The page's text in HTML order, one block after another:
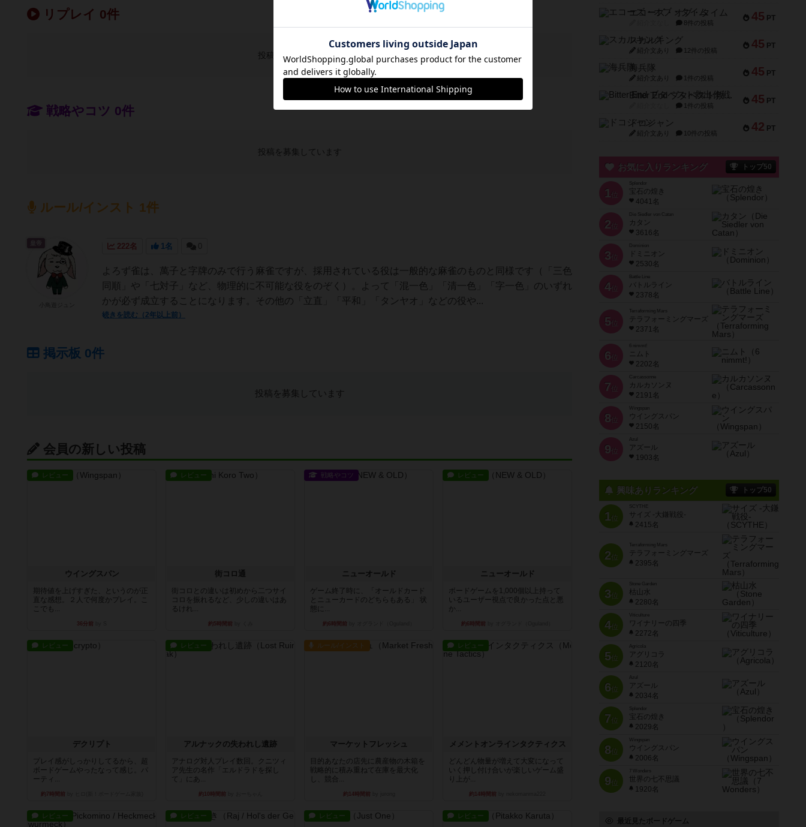
リプレイ 0件
投稿を募集しています
戦略やコツ 0件
投稿を募集しています
ルール/インスト 1件
222名 1名 0
よろず雀は、萬子と字牌のみで行う麻雀ですが、採用されている役は一般的な麻雀のものと同様です（「三色
同順」や「七対子」など、物理的に不可能な役をのぞく）。よって「混一色」「清一色」「字一色」のいずれ
かが必ず成立することになります。その他の「立直」「平和」「タンヤオ」などの役や...
続きを読む（2年以上前）
皇帝
掲示板 0件
投稿を募集しています
会員の新しい投稿
レビュー
ウイングスパン
期待値を上げすぎた、というのが正
直な感想。２人で何度かプレイ。こ
こでも...
36分前
レビュー
街コロ通
街コロとの違いは初めから二つサイ
コロを振れるなど、少しの違いはあ
るけれ...
約5時間前
戦略やコツ
ニューオールド
ゲーム終了時に、「オールドカード
とニューカードのどちらもある」 状
態に...
約6時間前
レビュー
ニューオールド
ボードゲームを1,000個以上持って
いるユーザー視点で良かった点と悪
か...
約6時間前
レビュー
デクリプト
プレイ感がしっかりしてるから、超
ボードゲームやったなって感じ。パ
ーティ...
約7時間前
レビュー
アルナックの失われし遺跡
アナログ対人プレイ数回。クニツィ
ア先生の名作「エルドラドを探し
て」にあ...
約10時間前
ルール/インスト
マーケットフレッシュ
目的あなたの店先に農産物の木箱を
戦略的に積み重ねて在庫を最大化
し、競合...
約14時間前
レビュー
メメントオンラインタクティクス
どんどん物量が増えて大変になって
いく押し付け合いが楽しいゲーム盛
り上が...
約14時間前
レビュー レビュー レビュー レビュー
45 PT
エコーズ・オブ・タイム
8件の投稿
45 PT
スカルキング
紹介文あり 12件の投稿
45 PT
海兵隊
紹介文あり 1件の投稿
45 PT
Bitter End ブタペスト救出作戦
1件の投稿
42 PT
ドコジャン
紹介文あり 10件の投稿
お気に入りランキング トップ50
1 位
宝石の煌き
4041名
2 位
Die Siedler von Catan
カタン
3616名
3 位
ドミニオン
2530名
4位
Battle Line
バトルライン
2378名
5 位
Terraforming Mars
テラフォーミングマーズ
2371名
6 位
ニムト
2202名
7 位
Carcassonne
カルカソンヌ
2191名
8 位
Wingspan
ウイングスパン
2150名
9 位
Azul
アズール
1903名
興味ありランキング トップ50
1位
SCYTHE
サイズ -大鎌戦役-
2415名
2位
Terraforming Mars
テラフォーミングマーズ
2395名
3位
Stone Garden
枯山水
2280名
4位
Viticulture
ワイナリーの四季
2272名
5位
Agricola
アグリコラ
2120名
6位
Azul
アズール
2034名
7位
宝石の煌き
2029名
8位
Wingspan
ウイングスパン
2006名
9位
7 Wonders
世界の七不思議
1920名
最近見たボードゲーム